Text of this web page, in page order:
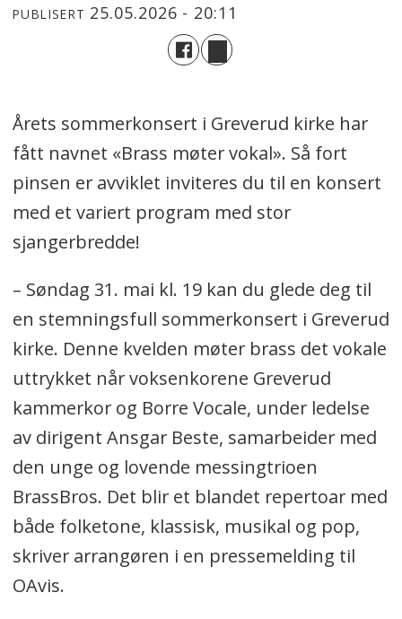
PUBLISERT 25.05.2026 - 20:11
Årets sommerkonsert i Greverud kirke har
fått navnet «Brass møter vokal». Så fort
pinsen er avviklet inviteres du til en konsert
med et variert program med stor
sjangerbredde!
– Søndag 31. mai kl. 19 kan du glede deg til
en stemningsfull sommerkonsert i Greverud
kirke. Denne kvelden møter brass det vokale
uttrykket når voksenkorene Greverud
kammerkor og Borre Vocale, under ledelse
av dirigent Ansgar Beste, samarbeider med
den unge og lovende messingtrioen
BrassBros. Det blir et blandet repertoar med
både folketone, klassisk, musikal og pop,
skriver arrangøren i en pressemelding til
OAvis.